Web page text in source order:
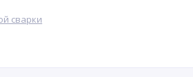
сварки